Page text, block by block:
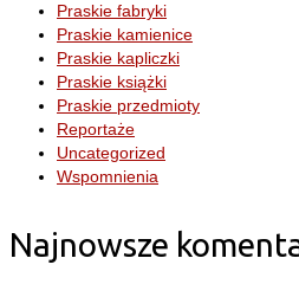
Praskie fabryki
Praskie kamienice
Praskie kapliczki
Praskie książki
Praskie przedmioty
Reportaże
Uncategorized
Wspomnienia
Najnowsze